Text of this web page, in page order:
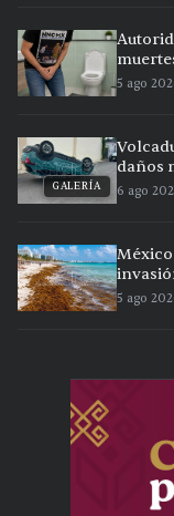
5 ago
GALERÍA
daños
6 ago
5 ago